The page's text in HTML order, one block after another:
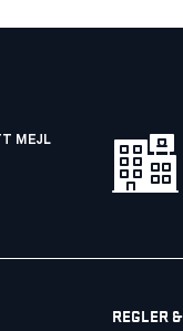
MEJL
REGLER